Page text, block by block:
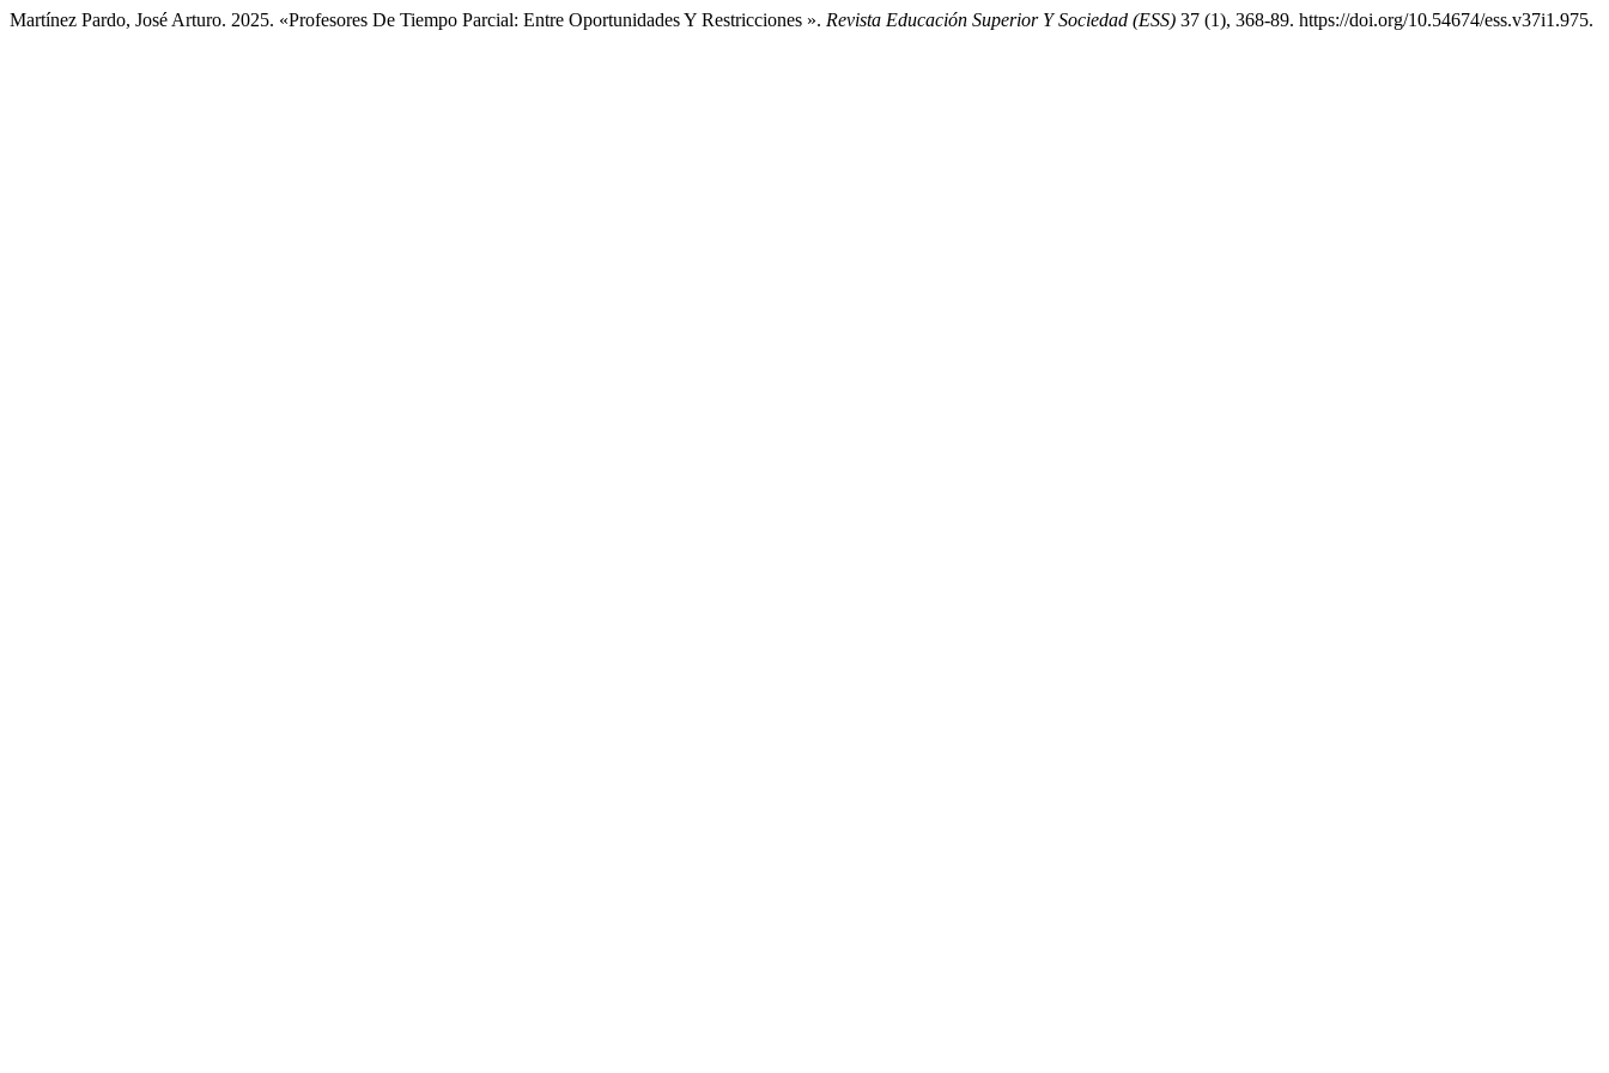
Martínez Pardo, José Arturo. 2025. «Profesores De Tiempo Parcial: Entre Oportunidades Y Restricciones ». Revista Educación Superior Y Sociedad (ESS) 37 (1), 368-89. https://doi.org/10.54674/ess.v37i1.975.